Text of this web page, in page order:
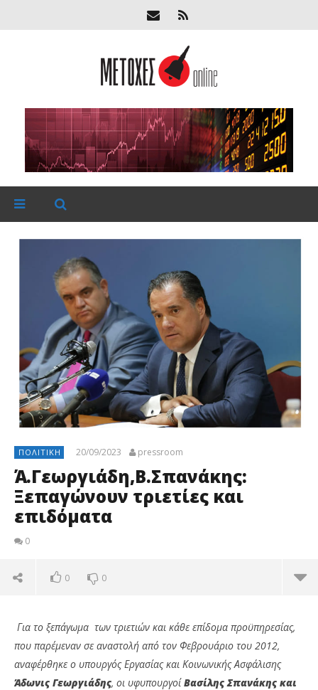
ΠΟΛΙΤΙΚΉ 20/09/2023 pressroom
Ά.Γεωργιάδη,Β.Σπανάκης:
Ξεπαγώνουν τριετίες και
επιδόματα
0
0 0
Για το ξεπάγωμα των τριετιών και κάθε επίδομα προϋπηρεσίας,
που παρέμεναν σε αναστολή από τον Φεβρουάριο του 2012,
αναφέρθηκε ο υπουργός Εργασίας και Κοινωνικής Ασφάλισης
Άδωνις Γεωργιάδης, οι υφυπουργοίΒασίλης Σπανάκης και